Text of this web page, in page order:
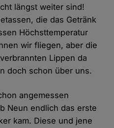
längst weiter sind!
die das Getränk
Höchsttemperatur
wir fliegen, aber die
Lippen da
doch schon über uns.
angemessen
Neun endlich das erste
kam. Diese und jene